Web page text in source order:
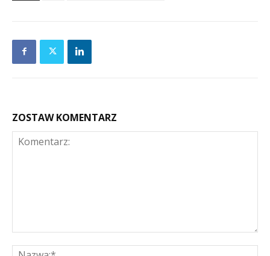
ZOSTAW KOMENTARZ